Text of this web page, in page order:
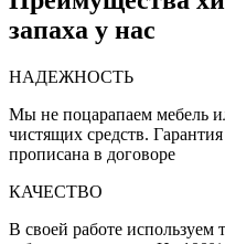
запаха у нас
НАДЕЖНОСТЬ
Мы не поцарапаем мебель
чистящих средств.
прописана в договоре
КАЧЕСТВО
В своей работе используем